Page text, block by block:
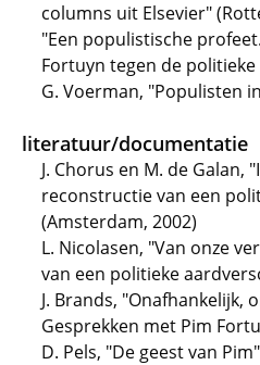
columns uit Elsevier"
"Een populistische
Fortuyn tegen de
G. Voerman, "Populisten
literatuur/documentatie
J. Chorus en M. de Galan,
reconstructie van een
(Amsterdam, 2002)
L. Nicolasen, "Van onze
van een politieke
J. Brands, "Onafhankelijk,
Gesprekken met Pim
D. Pels, "De geest van